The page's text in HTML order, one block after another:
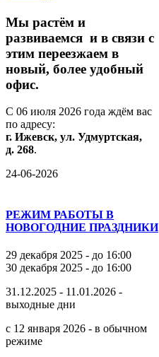
Мы растём и
развиваемся и в связи с
этим переезжаем в
новый, более удобный
офис.
С 06 июля 2026 года ждём вас
по адресу:
г. Ижевск, ул. Удмуртская,
д. 268.
24-06-2026
РЕЖИМ РАБОТЫ В
НОВОГОДНИЕ ПРАЗДНИКИ
29 декабря 2025 - до 16:00
30 декабря 2025 - до 16:00
31.12.2025 - 11.01.2026 -
выходные дни
с 12 января 2026 - в обычном
режиме